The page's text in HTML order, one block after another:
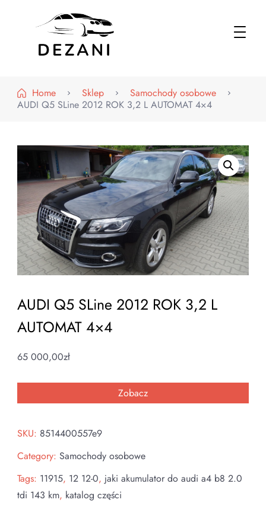
Home
Sklep
Samochody osobowe
AUDI Q5 SLine 2012 ROK 3,2 L AUTOMAT 4×4
AUDI Q5 SLine 2012 ROK 3,2 L
AUTOMAT 4×4
65 000,00zł
Zobacz
SKU: 8514400557e9
Category: Samochody osobowe
Tags: 11915, 12 12-0, jaki akumulator do audi a4 b8 2.0
tdi 143 km, katalog części